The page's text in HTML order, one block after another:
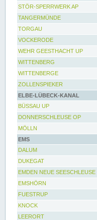
STÖR-SPERRWERK AP
TANGERMÜNDE
TORGAU
VOCKERODE
WEHR GEESTHACHT UP
WITTENBERG
WITTENBERGE
ZOLLENSPIEKER
ELBE-LÜBECK-KANAL
BÜSSAU UP
DONNERSCHLEUSE OP
MÖLLN
EMS
DALUM
DUKEGAT
EMDEN NEUE SEESCHLEUSE
EMSHÖRN
FUESTRUP
KNOCK
LEERORT